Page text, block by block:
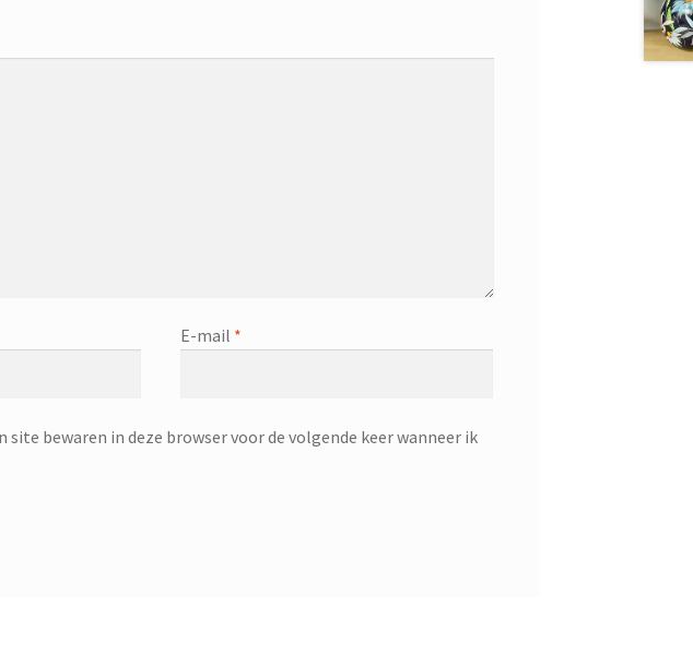
E-mail *
site bewaren in deze browser voor de volgende keer wanneer ik